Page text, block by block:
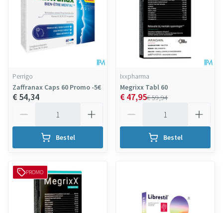
Perrigo
Zaffranax Caps 60 Promo -5€
€ 54,34
Bestel
Ixxpharma
Megrixx Tabl 60
€ 59,94
€ 47,95
Bestel
PROMO